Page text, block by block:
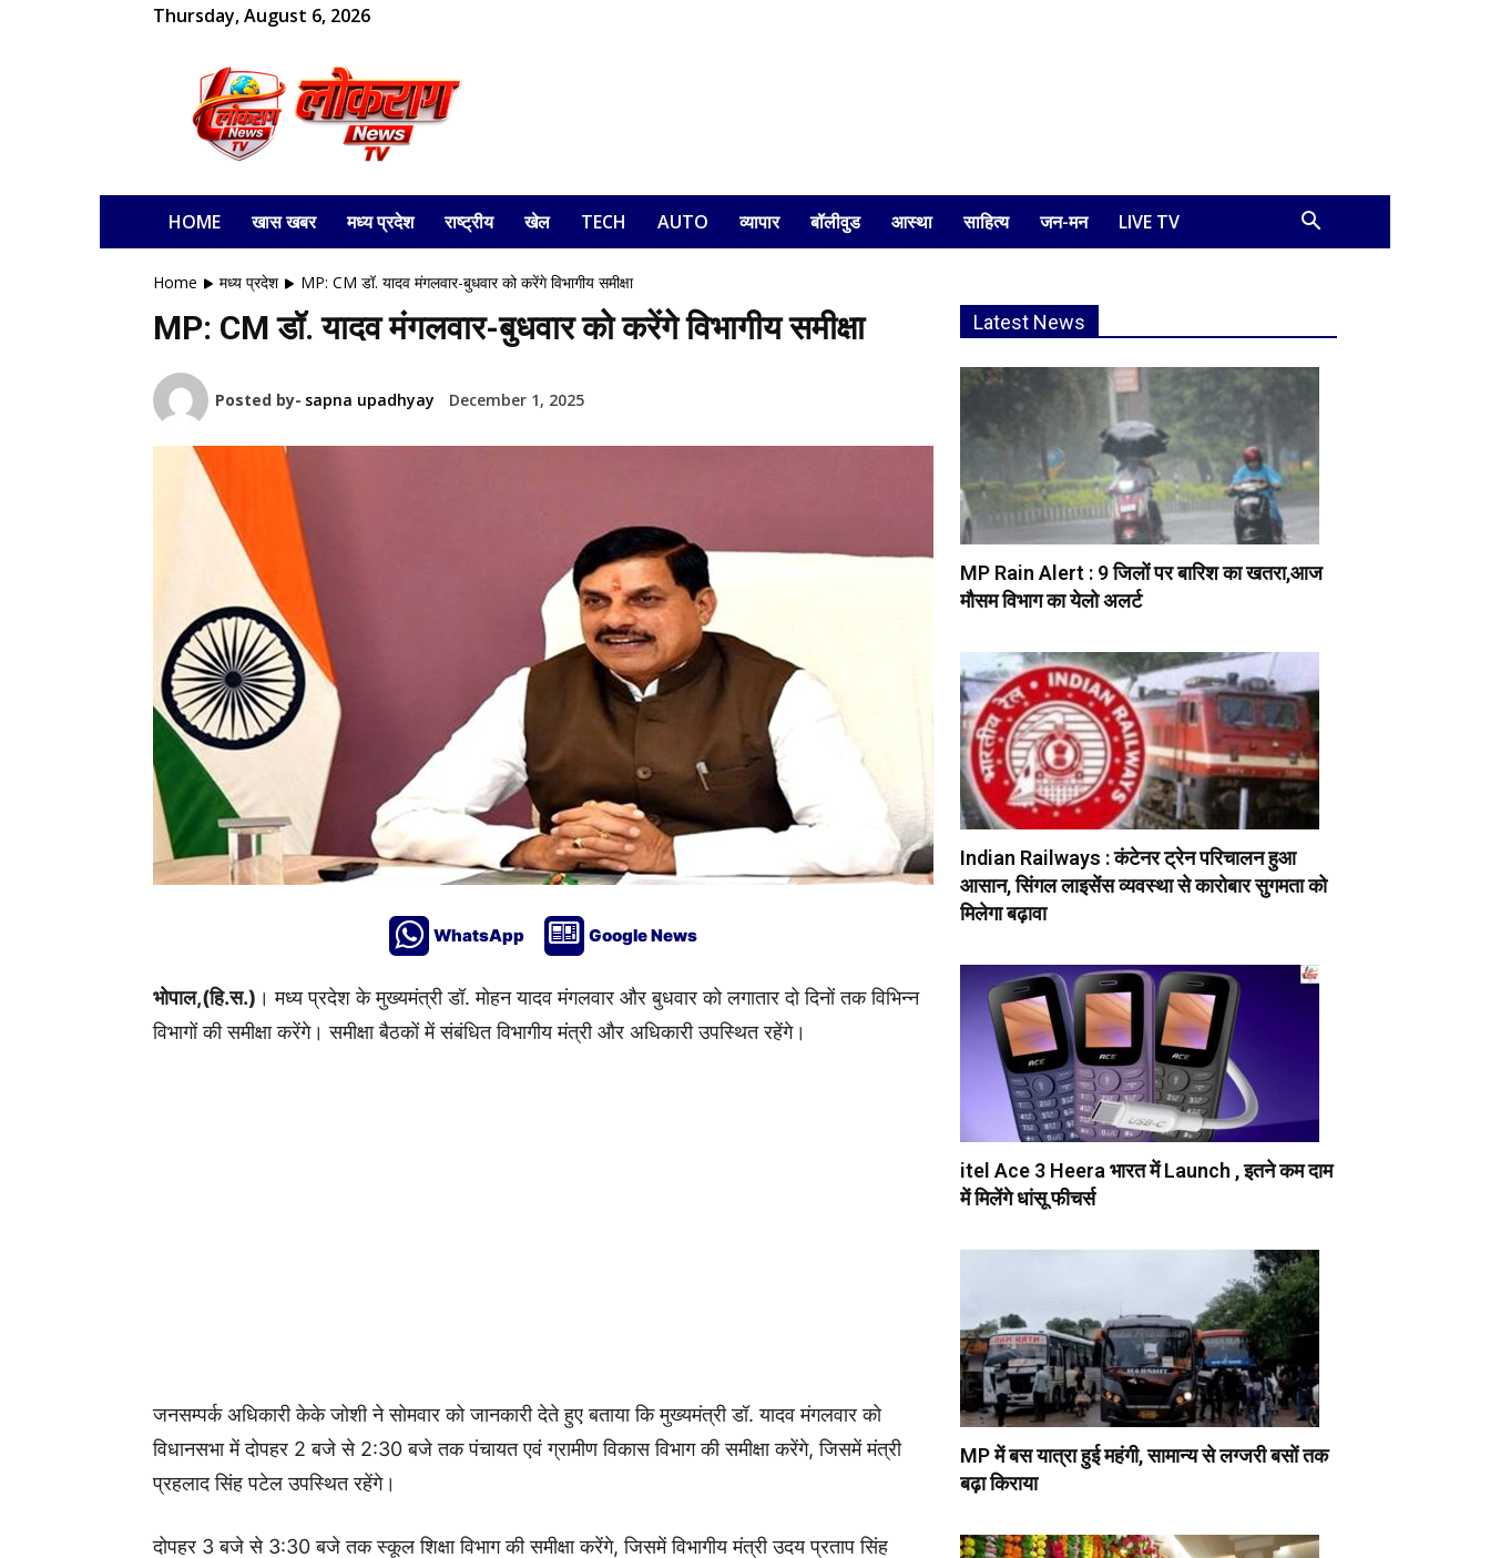
Thursday, August 6, 2026
लोकराग
HOME खास खबर मध्य प्रदेश राष्ट्रीय खेल TECH AUTO व्यापार बॉलीवुड आस्था साहित्य जन-मन LIVE TV
Home मध्य प्रदेश MP: CM डॉ. यादव मंगलवार-बुधवार को करेंगे विभागीय समीक्षा
MP: CM डॉ. यादव मंगलवार-बुधवार को करेंगे विभागीय समीक्षा
Posted by- sapna upadhyay December 1, 2025
WhatsApp Google News
भोपाल,(हि.स.) । मध्य प्रदेश के मुख्यमंत्री डॉ. मोहन यादव मंगलवार और बुधवार को लगातार दो दिनों तक विभिन्न
विभागों की समीक्षा करेंगे। समीक्षा बैठकों में संबंधित विभागीय मंत्री और अधिकारी उपस्थित रहेंगे।
जनसम्पर्क अधिकारी केके जोशी ने सोमवार को जानकारी देते हुए बताया कि मुख्यमंत्री डॉ. यादव मंगलवार को
विधानसभा में दोपहर 2 बजे से 2:30 बजे तक पंचायत एवं ग्रामीण विकास विभाग की समीक्षा करेंगे, जिसमें मंत्री
प्रहलाद सिंह पटेल उपस्थित रहेंगे।
दोपहर 3 बजे से 3:30 बजे तक स्कूल शिक्षा विभाग की समीक्षा करेंगे, जिसमें विभागीय मंत्री उदय प्रताप सिंह
Latest News
MP Rain Alert : 9 जिलों पर बारिश का खतरा,आज
मौसम विभाग का येलो अलर्ट
Indian Railways : कंटेनर ट्रेन परिचालन हुआ
आसान, सिंगल लाइसेंस व्यवस्था से कारोबार सुगमता को
मिलेगा बढ़ावा
itel Ace 3 Heera भारत में Launch , इतने कम दाम
में मिलेंगे धांसू फीचर्स
MP में बस यात्रा हुई महंगी, सामान्य से लग्जरी बसों तक
बढ़ा किराया